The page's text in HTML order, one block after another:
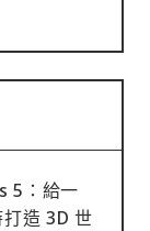
5：給一
造 3D 世